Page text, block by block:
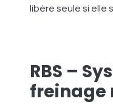
libère seule si elle
RBS –
freinage